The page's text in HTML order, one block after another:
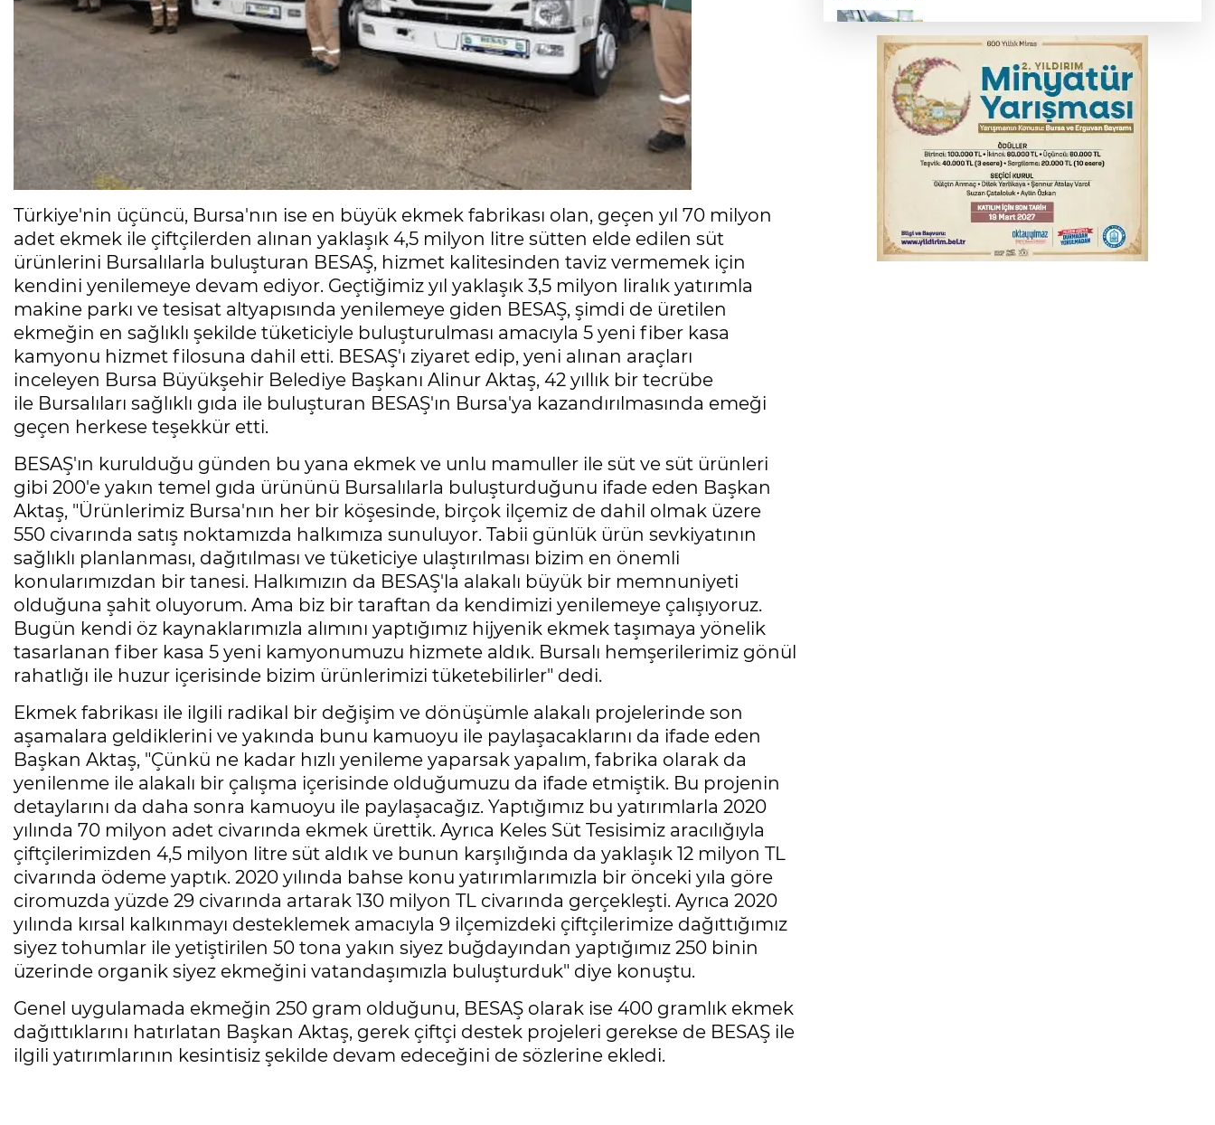
Türkiye'nin üçüncü, Bursa'nın ise en büyük ekmek fabrikası olan, geçen yıl 70 milyon
adet ekmek ile çiftçilerden alınan yaklaşık 4,5 milyon litre sütten elde edilen süt
ürünlerini Bursalılarla buluşturan BESAŞ, hizmet kalitesinden taviz vermemek için
kendini yenilemeye devam ediyor. Geçtiğimiz yıl yaklaşık 3,5 milyon liralık yatırımla
makine parkı ve tesisat altyapısında yenilemeye giden BESAŞ, şimdi de üretilen
ekmeğin en sağlıklı şekilde tüketiciyle buluşturulması amacıyla 5 yeni fiber kasa
kamyonu hizmet filosuna dahil etti. BESAŞ'ı ziyaret edip, yeni alınan araçları
inceleyen Bursa Büyükşehir Belediye Başkanı Alinur Aktaş, 42 yıllık bir tecrübe
ile Bursalıları sağlıklı gıda ile buluşturan BESAŞ'ın Bursa'ya kazandırılmasında emeği
geçen herkese teşekkür etti.
BESAŞ'ın kurulduğu günden bu yana ekmek ve unlu mamuller ile süt ve süt ürünleri
gibi 200'e yakın temel gıda ürününü Bursalılarla buluşturduğunu ifade eden Başkan
Aktaş, "Ürünlerimiz Bursa'nın her bir köşesinde, birçok ilçemiz de dahil olmak üzere
550 civarında satış noktamızda halkımıza sunuluyor. Tabii günlük ürün sevkiyatının
sağlıklı planlanması, dağıtılması ve tüketiciye ulaştırılması bizim en önemli
konularımızdan bir tanesi. Halkımızın da BESAŞ'la alakalı büyük bir memnuniyeti
olduğuna şahit oluyorum. Ama biz bir taraftan da kendimizi yenilemeye çalışıyoruz.
Bugün kendi öz kaynaklarımızla alımını yaptığımız hijyenik ekmek taşımaya yönelik
tasarlanan fiber kasa 5 yeni kamyonumuzu hizmete aldık. Bursalı hemşerilerimiz gönül
rahatlığı ile huzur içerisinde bizim ürünlerimizi tüketebilirler" dedi.
Ekmek fabrikası ile ilgili radikal bir değişim ve dönüşümle alakalı projelerinde son
aşamalara geldiklerini ve yakında bunu kamuoyu ile paylaşacaklarını da ifade eden
Başkan Aktaş, "Çünkü ne kadar hızlı yenileme yaparsak yapalım, fabrika olarak da
yenilenme ile alakalı bir çalışma içerisinde olduğumuzu da ifade etmiştik. Bu projenin
detaylarını da daha sonra kamuoyu ile paylaşacağız. Yaptığımız bu yatırımlarla 2020
yılında 70 milyon adet civarında ekmek ürettik. Ayrıca Keles Süt Tesisimiz aracılığıyla
çiftçilerimizden 4,5 milyon litre süt aldık ve bunun karşılığında da yaklaşık 12 milyon TL
civarında ödeme yaptık. 2020 yılında bahse konu yatırımlarımızla bir önceki yıla göre
ciromuzda yüzde 29 civarında artarak 130 milyon TL civarında gerçekleşti. Ayrıca 2020
yılında kırsal kalkınmayı desteklemek amacıyla 9 ilçemizdeki çiftçilerimize dağıttığımız
siyez tohumlar ile yetiştirilen 50 tona yakın siyez buğdayından yaptığımız 250 binin
üzerinde organik siyez ekmeğini vatandaşımızla buluşturduk" diye konuştu.
Genel uygulamada ekmeğin 250 gram olduğunu, BESAŞ olarak ise 400 gramlık ekmek
dağıttıklarını hatırlatan Başkan Aktaş, gerek çiftçi destek projeleri gerekse de BESAŞ ile
ilgili yatırımlarının kesintisiz şekilde devam edeceğini de sözlerine ekledi.
yansıyacak mı?
YENİ Parti Genel Başkanı Özel'den
Çerçeve Yasa yorumu
Serbest piyasada döviz fiyatları
Serbest piyasada altın fiyatları...